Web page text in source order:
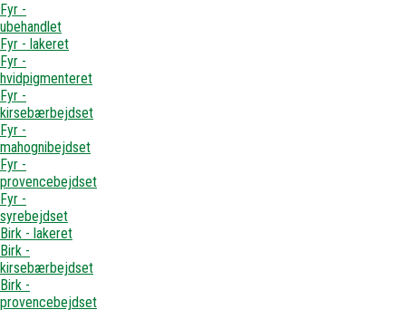
Fyr -
ubehandlet
Fyr - lakeret
Fyr -
hvidpigmenteret
Fyr -
kirsebærbejdset
Fyr -
mahognibejdset
Fyr -
provencebejdset
Fyr -
syrebejdset
Birk - lakeret
Birk -
kirsebærbejdset
Birk -
provencebejdset